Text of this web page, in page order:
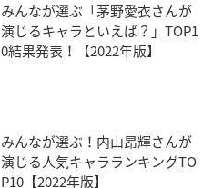
みんなが選ぶ「茅野愛衣さんが
演じるキャラといえば？」TOP1
0結果発表！【2022年版】
みんなが選ぶ！内山昂輝さんが
演じる人気キャラランキングTO
P10【2022年版】